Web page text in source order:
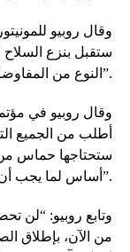
وقال روبيو
ستقبل بنزع
النوع من المفاوضات”.
وقال روبيو في
أطلب من الجميع
ستحتاجها حماس من
أساس لما يجب أن يبدو عليه نزع السلاح”.
وتابع روبيو: “لن
من الآن، بإطلاق